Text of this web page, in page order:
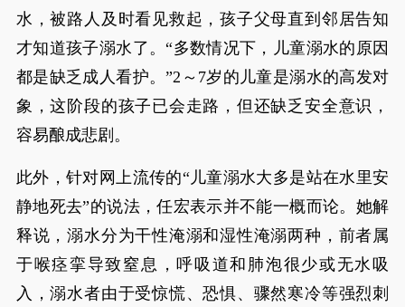
水，被路人及时看见救起，孩子父母直到邻居告知
才知道孩子溺水了。“多数情况下，儿童溺水的原因
都是缺乏成人看护。”2～7岁的儿童是溺水的高发对
象，这阶段的孩子已会走路，但还缺乏安全意识，
容易酿成悲剧。
此外，针对网上流传的“儿童溺水大多是站在水里安
静地死去”的说法，任宏表示并不能一概而论。她解
释说，溺水分为干性淹溺和湿性淹溺两种，前者属
于喉痉挛导致窒息，呼吸道和肺泡很少或无水吸
入，溺水者由于受惊慌、恐惧、骤然寒冷等强烈刺